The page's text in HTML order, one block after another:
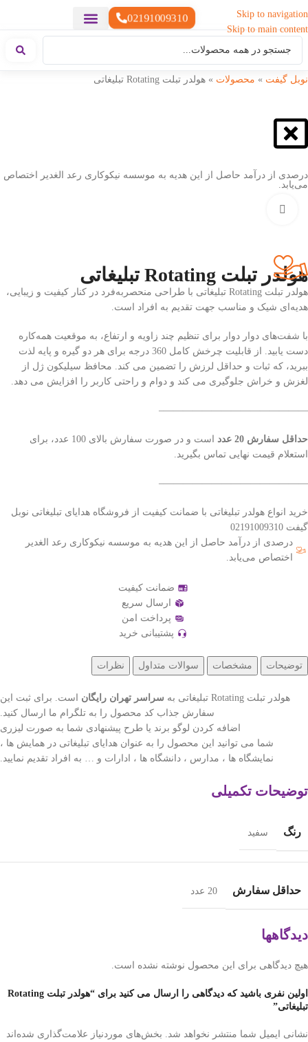
Skip to navigation
Skip to main content
02191009310
نوبل گیفت » محصولات » هولدر تبلت Rotating تبلیغاتی
درصدی از درآمد حاصل از این هدیه به موسسه نیکوکاری رعد الغدیر اختصاص
می‌یابد.
هولدر تبلت Rotating تبلیغاتی
هولدر تبلت Rotating تبلیغاتی با طراحی منحصربه‌فرد در کنار کیفیت و زیبایی،
هدیه‌ای شیک و مناسب جهت تقدیم به افراد است.
با شفت‌های دوار دوار برای تنظیم چند زاویه و ارتفاع، به موقعیت همه‌کاره
دست یابید. از قابلیت چرخش کامل 360 درجه برای هر دو گیره و پایه لذت
ببرید، که ثبات و حداقل لرزش را تضمین می کند. محافظ سیلیکون ژل از
لغزش و خراش جلوگیری می کند و دوام و راحتی کاربر را افزایش می دهد.
———————————————–
حداقل سفارش 20 عدد
است و در صورت سفارش بالای 100 عدد، برای
استعلام قیمت نهایی تماس بگیرید.
———————————————–
خرید انواع هولدر تبلیغاتی با ضمانت کیفیت از فروشگاه هدایای تبلیغاتی نوبل
گیفت 02191009310
درصدی از درآمد حاصل از این هدیه به موسسه نیکوکاری رعد الغدیر
اختصاص می‌یابد.
ضمانت کیفیت
ارسال سریع
پرداخت امن
پشتیبانی خرید
توضیحات مشخصات سوالات متداول نظرات
هولدر تبلت Rotating تبلیغاتی به سراسر تهران رایگان است. برای ثبت این
سفارش جذاب کد محصول را به تلگرام ما ارسال کنید.
اضافه کردن لوگو برند یا طرح پیشنهادی شما به صورت لیزری
شما می توانید این محصول را به عنوان هدایای تبلیغاتی در همایش ها ،
نمایشگاه ها ، مدارس ، دانشگاه ها ، ادارات و … به افراد تقدیم نمایید.
توضیحات تکمیلی
رنگ سفید
حداقل سفارش 20 عدد
دیدگاهها
هیچ دیدگاهی برای این محصول نوشته نشده است.
اولین نفری باشید که دیدگاهی را ارسال می کنید برای “هولدر تبلت Rotating
تبلیغاتی”
نشانی ایمیل شما منتشر نخواهد شد. بخش‌های موردنیاز علامت‌گذاری شده‌اند